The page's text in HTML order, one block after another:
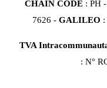
CHAIN CODE : PH -
7626 - GALILEO
TVA
: N°